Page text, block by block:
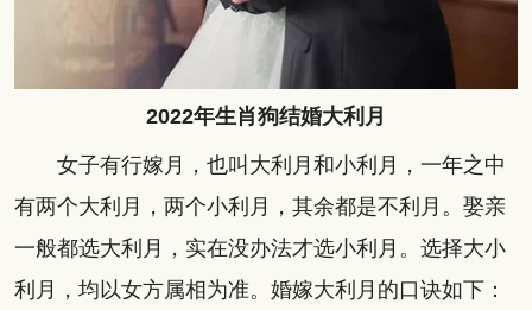
2022年生肖狗结婚大利月
女子有行嫁月，也叫大利月和小利月，一年之中
有两个大利月，两个小利月，其余都是不利月。娶亲
一般都选大利月，实在没办法才选小利月。选择大小
利月，均以女方属相为准。婚嫁大利月的口诀如下：